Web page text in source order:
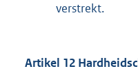
verstrekt.
Artikel 12